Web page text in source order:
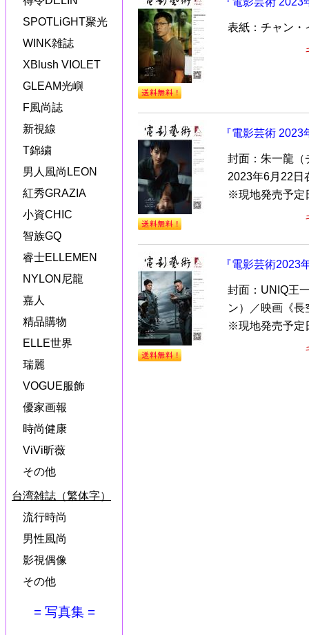
SPOTLiGHT聚光
WINK雑誌
XBlush VIOLET
GLEAM光嶼
F風尚誌
新視線
T錦繍
男人風尚LEON
紅秀GRAZIA
小資CHIC
智族GQ
睿士ELLEMEN
NYLON尼龍
嘉人
精品購物
ELLE世界
瑞麗
VOGUE服飾
優家画報
時尚健康
ViVi昕薇
その他
台湾雑誌（繁体字）
流行時尚
男性風尚
影視偶像
その他
= 写真集 =
表紙：チャン・
『電影芸術
封面：朱一龍（
2023年6月22日
※現地発売予定
『電影芸術2023
封面：UNIQ王
ン）／映画《長
※現地発売予定